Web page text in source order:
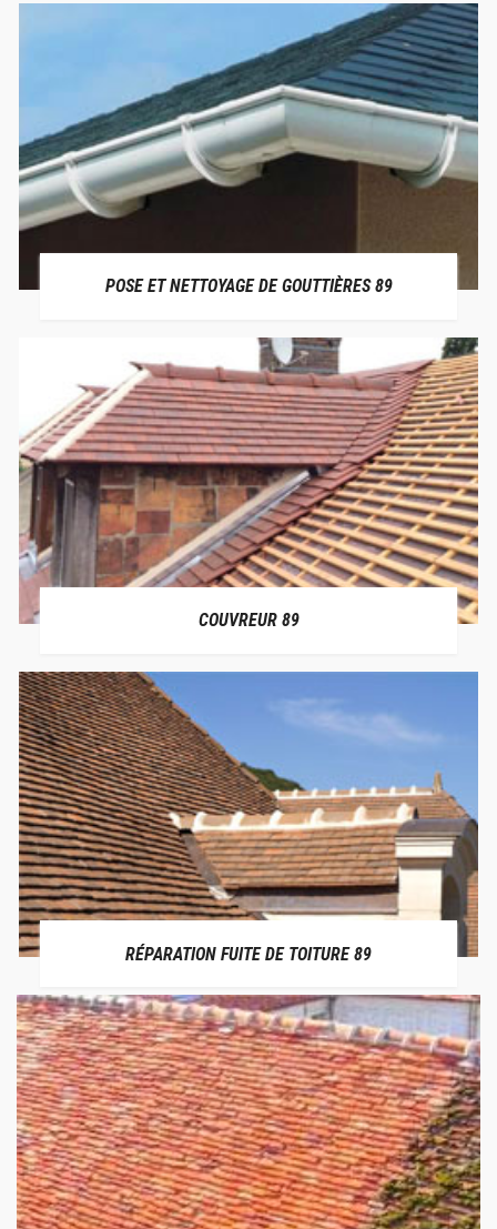
POSE ET NETTOYAGE DE GOUTTIÈRES 89
COUVREUR 89
RÉPARATION FUITE DE TOITURE 89